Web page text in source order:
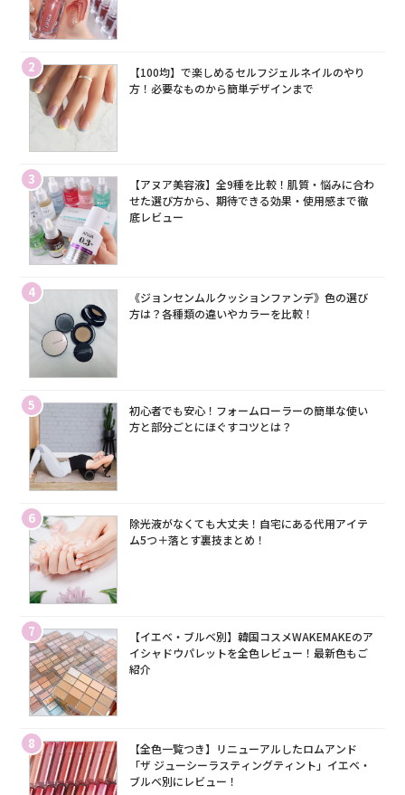
2
【100均】で楽しめるセルフジェルネイルのやり
方！必要なものから簡単デザインまで
3
【アヌア美容液】全9種を比較！肌質・悩みに合わ
せた選び方から、期待できる効果・使用感まで徹
底レビュー
4
《ジョンセンムルクッションファンデ》色の選び
方は？各種類の違いやカラーを比較！
5
初心者でも安心！フォームローラーの簡単な使い
方と部分ごとにほぐすコツとは？
6
除光液がなくても大丈夫！自宅にある代用アイテ
ム5つ＋落とす裏技まとめ！
7
【イエベ・ブルベ別】韓国コスメWAKEMAKEのア
イシャドウパレットを全色レビュー！最新色もご
紹介
8
【全色一覧つき】リニューアルしたロムアンド
「ザ ジューシーラスティングティント」イエベ・
ブルベ別にレビュー！